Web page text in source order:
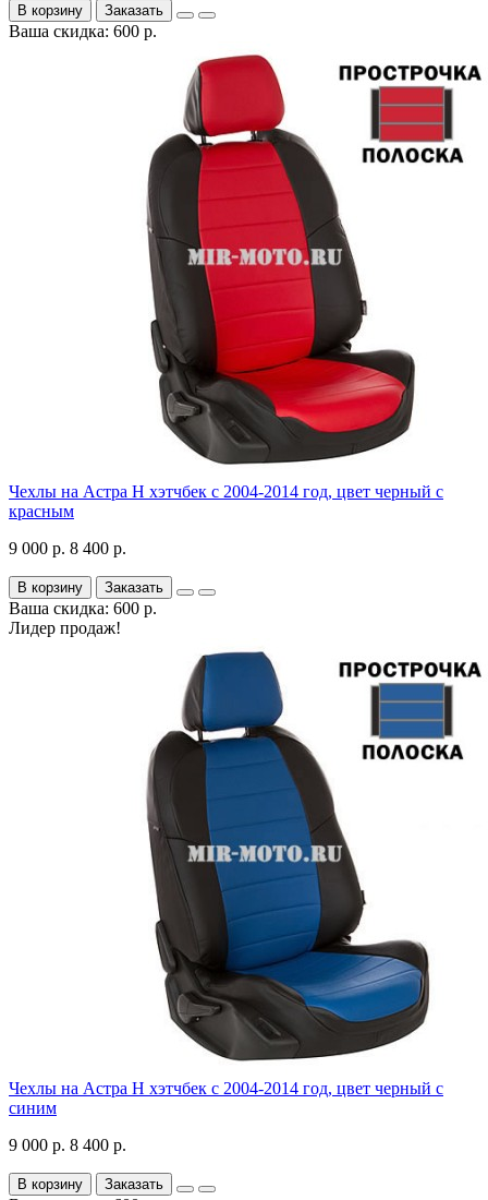
В корзину Заказать
Ваша скидка: 600 р.
Чехлы на Астра H хэтчбек с 2004-2014 год, цвет черный с
красным
9 000 р. 8 400 р.
В корзину Заказать
Ваша скидка: 600 р.
Лидер продаж!
Чехлы на Астра H хэтчбек с 2004-2014 год, цвет черный с
синим
9 000 р. 8 400 р.
В корзину Заказать